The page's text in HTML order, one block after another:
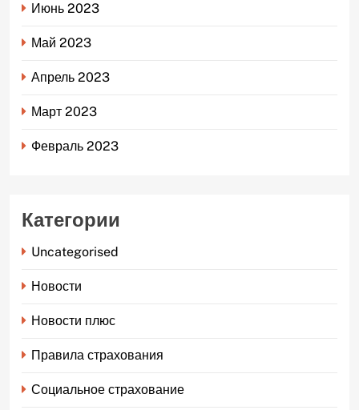
Июнь 2023
Май 2023
Апрель 2023
Март 2023
Февраль 2023
Категории
Uncategorised
Новости
Новости плюс
Правила страхования
Социальное страхование